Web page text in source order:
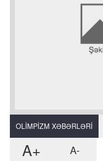
OLIMPIZM XƏBƏRLƏRI
A+ A-